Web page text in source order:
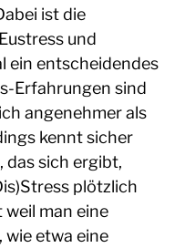
ist die
und
ein entscheidendes
Erfahrungen sind
angenehmer als
kennt sicher
das sich ergibt,
plötzlich
man eine
etwa eine